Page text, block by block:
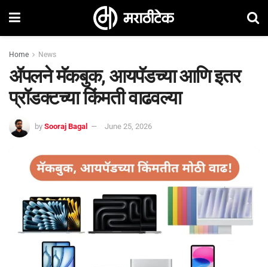
Home News
ॲपलने मॅकबुक, आयपॅडच्या आणि इतर
प्रॉडक्टच्या किंमती वाढवल्या
by Sooraj Bagal June 25, 2026